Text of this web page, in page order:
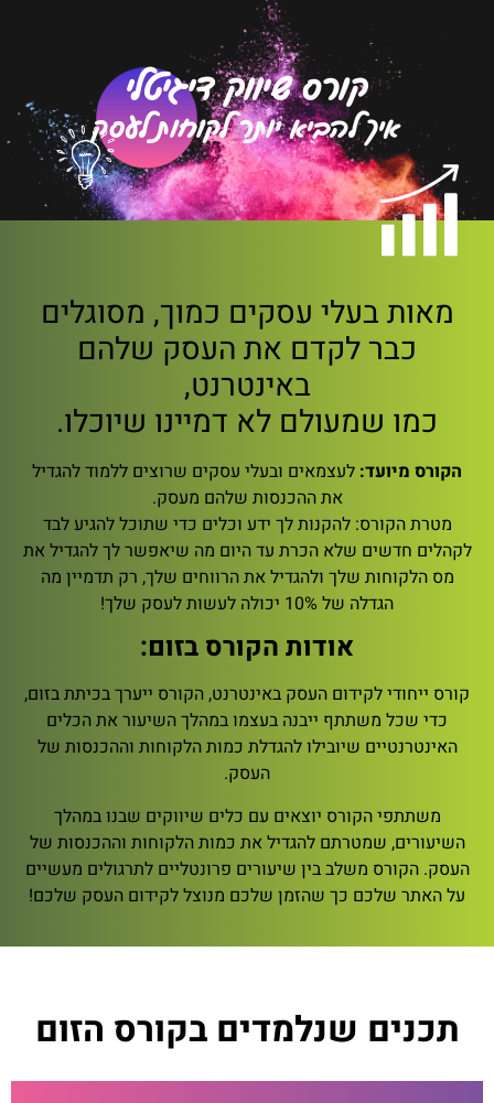
קורס שיווק דיגיטלי
איך להביא יותר לקוחות לעסק
מאות בעלי עסקים כמוך, מסוגלים
כבר לקדם את העסק שלהם
באינטרנט,
כמו שמעולם לא דמיינו שיוכלו.
הקורס מיועד: לעצמאים ובעלי עסקים שרוצים ללמוד להגדיל
את ההכנסות שלהם מעסק.
מטרת הקורס: להקנות לך ידע וכלים כדי שתוכל להגיע לבד
לקהלים חדשים שלא הכרת עד היום מה שיאפשר לך להגדיל את
מס הלקוחות שלך ולהגדיל את הרווחים שלך, רק תדמיין מה
הגדלה של 10% יכולה לעשות לעסק שלך!
אודות הקורס בזום:
קורס ייחודי לקידום העסק באינטרנט, הקורס ייערך בכיתת בזום,
כדי שכל משתתף ייבנה בעצמו במהלך השיעור את הכלים
האינטרנטיים שיובילו להגדלת כמות הלקוחות וההכנסות של
העסק.
משתתפי הקורס יוצאים עם כלים שיווקים שבנו במהלך
השיעורים, שמטרתם להגדיל את כמות הלקוחות וההכנסות של
העסק. הקורס משלב בין שיעורים פרונטליים לתרגולים מעשיים
על האתר שלכם כך שהזמן שלכם מנוצל לקידום העסק שלכם!
תכנים שנלמדים בקורס הזום